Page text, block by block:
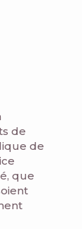
de
de
que